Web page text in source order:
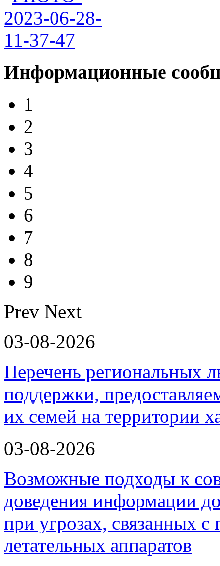
Информационные
1
2
3
4
5
6
7
8
9
Prev Next
03-08-2026
Перечень региональных
поддержки,
их семей на территории
03-08-2026
Возможные подходы к
доведения информации
при угрозах, связанных
летательных аппаратов